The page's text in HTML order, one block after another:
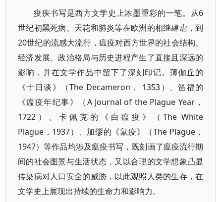
疫疾书写是西方文学史上浓墨重彩的一笔。从6
世纪初黑死病、天花和肺炎等在欧洲的相继肆虐，到
20世纪的流感大流行，瘟疫对西方世界的社会结构、
经济发展、政治格局与历史进程产生了直接且深远的
影响，并在文学作品中留下了深刻印记。薄伽丘的
《十日谈》（The Decameron， 1353）、笛福的
《瘟疫年纪事》（A Journal of the Plague Year，
1722）、卡佩克的《白瘟疫》（The White
Plague，1937）、加缪的《鼠疫》（The Plague，
1947）等作品均涉及瘟疫书写，既刻画了瘟疫流行期
间的社会图景与生活状态，又以合理的文学想象凸显
传染病对人口安全的威胁，以此观照人类的生存，在
文学史上展现出持续的生命力和影响力。